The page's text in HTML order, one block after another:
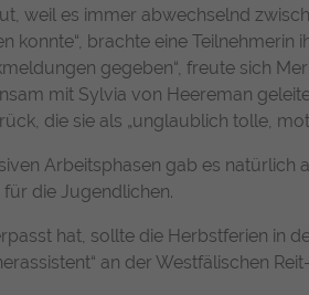
weil es immer abwechselnd
konnte“, brachte eine Teilnehmerin
gegeben“, freute sich
mit Sylvia von Heereman
die sie als „unglaublich tolle,
Arbeitsphasen gab es natürlich
die Jugendlichen.
hat, sollte die Herbstferien in
an der Westfälischen